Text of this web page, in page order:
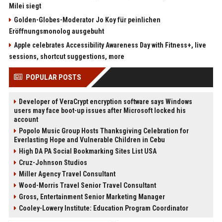
Milei siegt
Golden-Globes-Moderator Jo Koy für peinlichen
Eröffnungsmonolog ausgebuht
Apple celebrates Accessibility Awareness Day with Fitness+, live
sessions, shortcut suggestions, more
POPULAR POSTS
Developer of VeraCrypt encryption software says Windows
users may face boot-up issues after Microsoft locked his
account
Popolo Music Group Hosts Thanksgiving Celebration for
Everlasting Hope and Vulnerable Children in Cebu
High DA PA Social Bookmarking Sites List USA
Cruz-Johnson Studios
Miller Agency Travel Consultant
Wood-Morris Travel Senior Travel Consultant
Gross, Entertainment Senior Marketing Manager
Cooley-Lowery Institute: Education Program Coordinator